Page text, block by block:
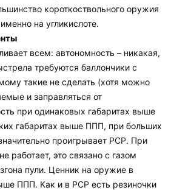
короткоствольного оружия
на угликислоте.
всем: автономность – никакая,
требуются баллончики с
такие не сделать (хотя можно
и заправляться от
при одинаковых габаритах выше
габаритах выше ППП, при больших
проигрывает PCP. При
работает, это связано с газом
пули. Ценник на оружие в
ППП. Как и в PCP есть резиночки